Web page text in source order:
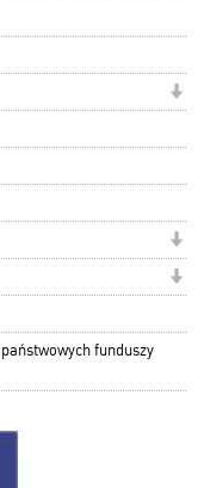
funduszy